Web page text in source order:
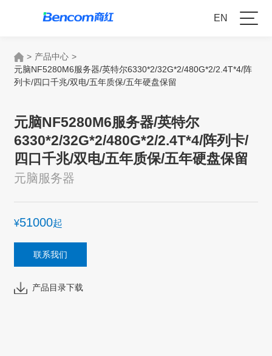
EN
> 产品中心 >
元脑NF5280M6服务器/英特尔6330*2/32G*2/480G*2/2.4T*4/阵
列卡/四口千兆/双电/五年质保/五年硬盘保留
元脑NF5280M6服务器/英特尔
6330*2/32G*2/480G*2/2.4T*4/阵列卡/
四口千兆/双电/五年质保/五年硬盘保留
元脑服务器
¥51000起
联系我们
产品目录下载